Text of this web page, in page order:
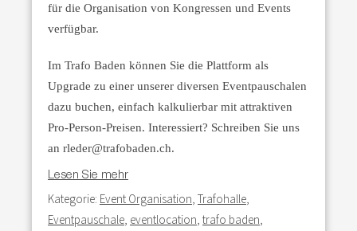
für die Organisation von Kongressen und Events
verfügbar.
Im Trafo Baden können Sie die Plattform als
Upgrade zu einer unserer diversen Eventpauschalen
dazu buchen, einfach kalkulierbar mit attraktiven
Pro-Person-Preisen. Interessiert? Schreiben Sie uns
an rleder@trafobaden.ch.
Lesen Sie mehr
Kategorie: Event Organisation Trafohalle
Eventpauschale eventlocation trafo baden